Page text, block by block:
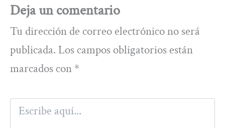
Deja un comentario
Tu dirección de correo electrónico no será
publicada. Los campos obligatorios están
marcados con *
Escribe
aquí...